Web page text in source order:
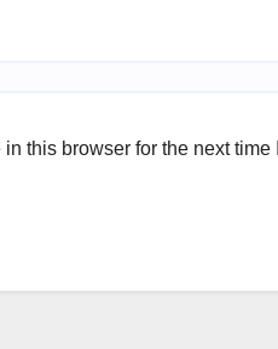
this browser for the next time